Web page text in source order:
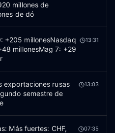
millones de
de dó
+205 millonesNasdaq
millonesMag 7: +29
13:31
exportaciones rusas
semestre de
13:03
Más fuertes: CHF,
07:35